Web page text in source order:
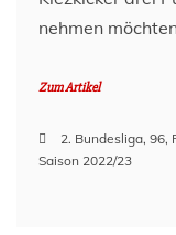
nehmen
Zum Artikel
2. Bundesliga, 96,
Saison 2022/23